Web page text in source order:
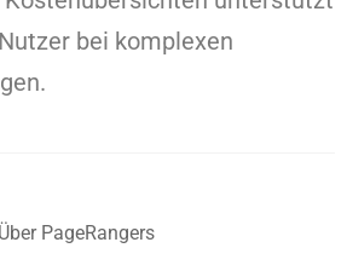
bei komplexen
Über PageRangers